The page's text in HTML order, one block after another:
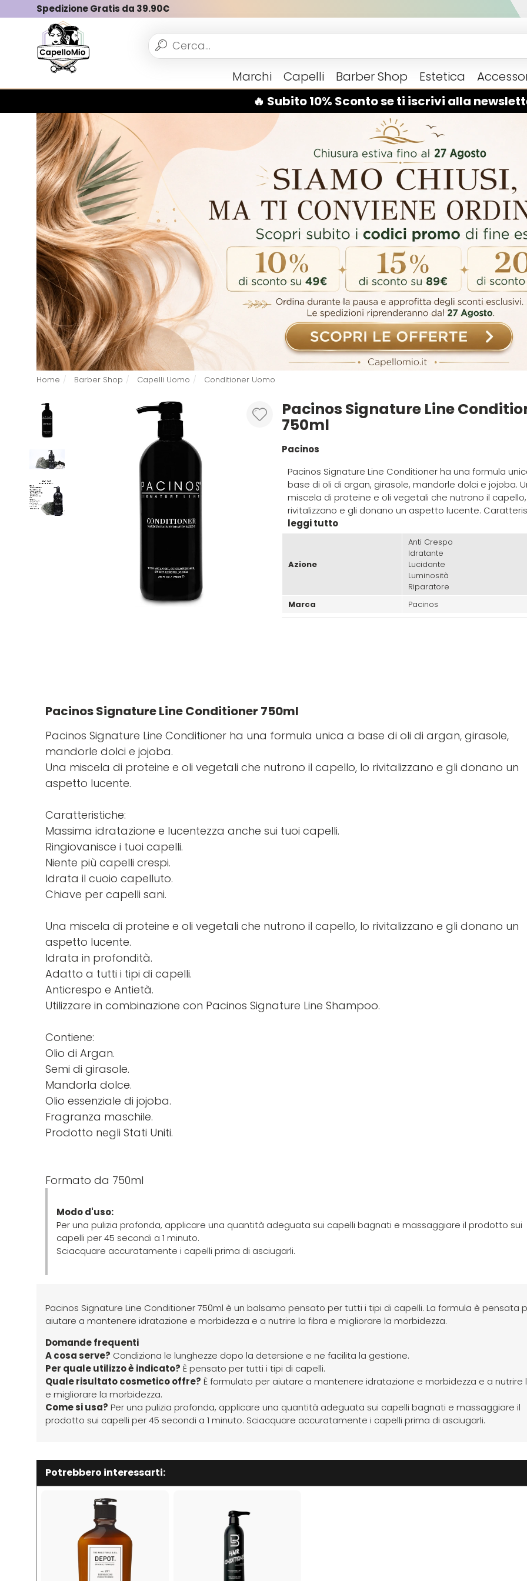
🔥 Subito 10% Sconto se ti iscrivi alla
Spedizione Gratis da 39.90€
Vedi tutto Marchi Capelli Barber Shop Estetica
Home Barber Shop Capelli Uomo Conditioner Uomo
Pacinos Signature Line
750ml
Pacinos
Pacinos Signature Line Conditioner ha una formula
base di oli di argan, girasole, mandorle dolci e jojoba.
miscela di proteine ​​e oli vegetali che nutrono il
rivitalizzano e gli donano un aspetto lucente.
leggi tutto
Azione
Anti Crespo
Idratante
Lucidante
Luminosità
Riparatore
Marca
Pacinos
Pacinos Signature Line Conditioner 750ml
Pacinos Signature Line Conditioner ha una formula unica a base di oli di argan, girasole,
mandorle dolci e jojoba.
Una miscela di proteine ​​e oli vegetali che nutrono il capello, lo rivitalizzano e gli donano un
aspetto lucente.
Caratteristiche:
Massima idratazione e lucentezza anche sui tuoi capelli.
Ringiovanisce i tuoi capelli.
Niente più capelli crespi.
Idrata il cuoio capelluto.
Chiave per capelli sani.
Una miscela di proteine ​​e oli vegetali che nutrono il capello, lo rivitalizzano e gli donano un
aspetto lucente.
Idrata in profondità.
Adatto a tutti i tipi di capelli.
Anticrespo e Antietà.
Utilizzare in combinazione con Pacinos Signature Line Shampoo.
Contiene:
Olio di Argan.
Semi di girasole.
Mandorla dolce.
Olio essenziale di jojoba.
Fragranza maschile.
Prodotto negli Stati Uniti.
Formato da 750ml
Modo d'uso:
Per una pulizia profonda, applicare una quantità adeguata sui capelli bagnati e massaggiare il prodotto sui
capelli per 45 secondi a 1 minuto.
Sciacquare accuratamente i capelli prima di asciugarli.
Pacinos Signature Line Conditioner 750ml è un balsamo pensato per tutti i tipi di capelli. La formula è pensata
aiutare a mantenere idratazione e morbidezza e a nutrire la fibra e migliorare la morbidezza.
Domande frequenti
A cosa serve? Condiziona le lunghezze dopo la detersione e ne facilita la gestione.
Per quale utilizzo è indicato? È pensato per tutti i tipi di capelli.
Quale risultato cosmetico offre? È formulato per aiutare a mantenere idratazione e morbidezza e a nutrire
e migliorare la morbidezza.
Come si usa? Per una pulizia profonda, applicare una quantità adeguata sui capelli bagnati e massaggiare il
prodotto sui capelli per 45 secondi a 1 minuto. Sciacquare accuratamente i capelli prima di asciugarli.
Potrebbero interessarti: